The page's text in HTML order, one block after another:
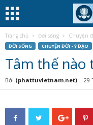
Trang chủ Đời sống Chuyện
ĐỜI SỐNG CHUYỆN ĐỜI - Ý ĐẠO
Tâm thế nào
Bởi (phattuvietnam.net) - 29